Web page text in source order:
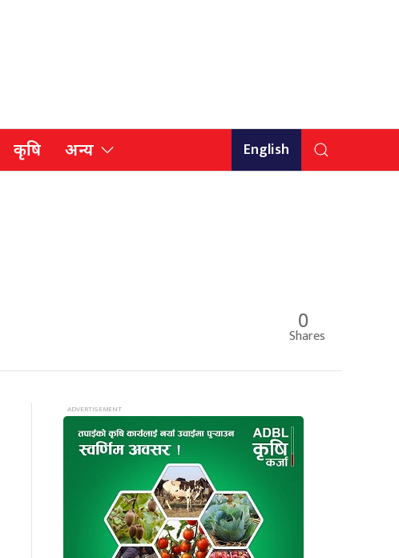
कृषि अन्य English
0
Shares